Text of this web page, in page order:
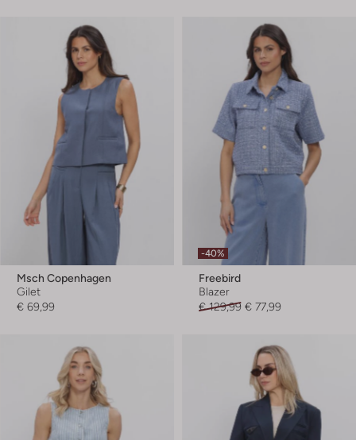
Msch Copenhagen
Gilet
€ 69,99
-40%
Freebird
Blazer
€ 129,99 € 77,99